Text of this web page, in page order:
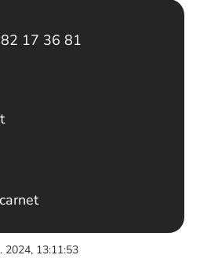
17 36 81
2024, 13:11:53